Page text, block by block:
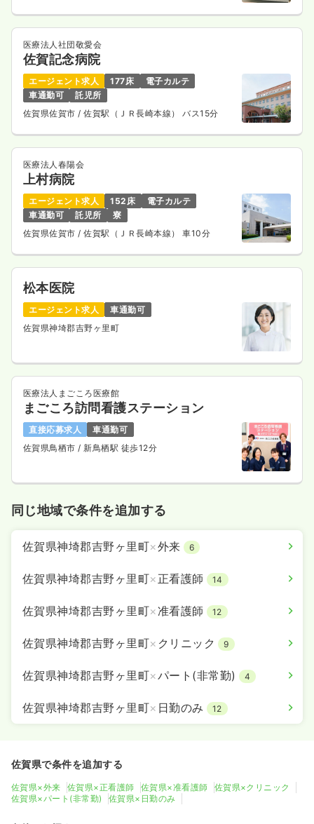
医療法人社団敬愛会
佐賀記念病院
エージェント求人 177床
電子カルテ
車通勤可
託児所
佐賀県佐賀市/ 佐賀駅（ＪＲ長崎本線） バス15分
医療法人春陽会
上村病院
エージェント求人 152床
電子カルテ
車通勤可
託児所
寮
佐賀県佐賀市/ 佐賀駅（ＪＲ長崎本線） 車10分
松本医院
エージェント求人
車通勤可
佐賀県神埼郡吉野ヶ里町
医療法人まごころ医療館
まごころ訪問看護ステーション
直接応募求人
車通勤可
佐賀県鳥栖市 / 新鳥栖駅 徒歩12分
同じ地域で条件を追加する
佐賀県神埼郡吉野ヶ里町×外来 6
佐賀県神埼郡吉野ヶ里町× 正看護師 14
佐賀県神埼郡吉野ヶ里町×准看護師 12
佐賀県神埼郡吉野ヶ里町× クリニック 9
佐賀県神埼郡吉野ヶ里町×パート(非常勤) 4
佐賀県神埼郡吉野ヶ里町× 日勤のみ 12
佐賀県で条件を追加する
佐賀県×外来 佐賀県×正看護師 佐賀県×准看護師
佐賀県×クリニック
佐賀県×パート(非常勤)
佐賀県×日勤のみ